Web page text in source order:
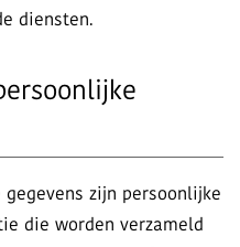
diensten.
zijn persoonlijke
die worden verzameld